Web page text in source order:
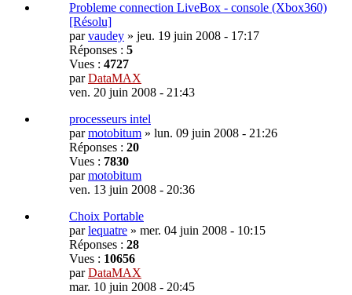
Probleme connection LiveBox - console (Xbox360)
[Résolu]
parvaudey » jeu. 19 juin 2008 - 17:17
Réponses : 5
Vues : 4727
parDataMAX
ven. 20 juin 2008 - 21:43
processeurs intel
parmotobitum » lun. 09 juin 2008 - 21:26
Réponses : 20
Vues : 7830
parmotobitum
ven. 13 juin 2008 - 20:36
Choix Portable
parlequatre » mer. 04 juin 2008 - 10:15
Réponses : 28
Vues : 10656
parDataMAX
mar. 10 juin 2008 - 20:45